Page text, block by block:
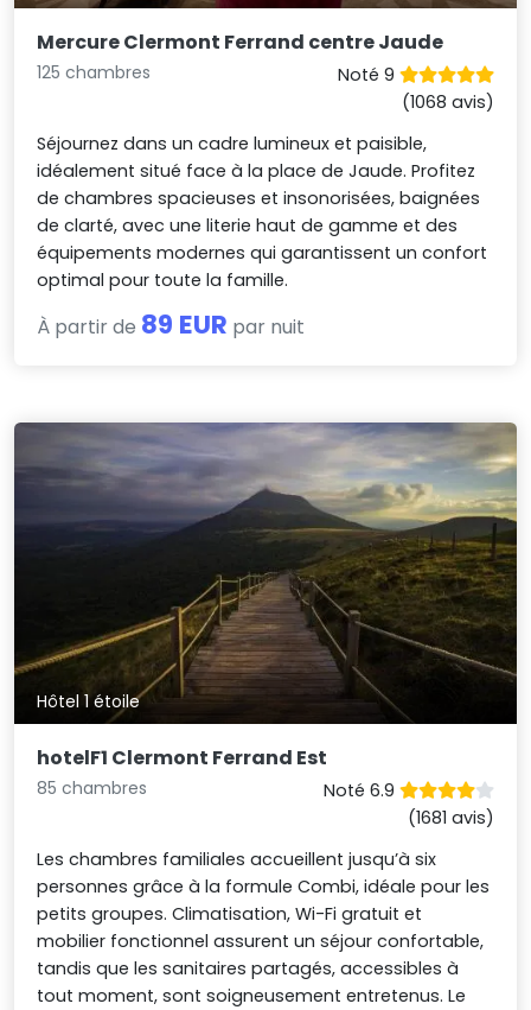
Mercure Clermont Ferrand centre Jaude
125 chambres
Noté 9
(1068 avis)
Séjournez dans un cadre lumineux et paisible,
idéalement situé face à la place de Jaude. Profitez
de chambres spacieuses et insonorisées, baignées
de clarté, avec une literie haut de gamme et des
équipements modernes qui garantissent un confort
optimal pour toute la famille.
À partir de 89 EUR par nuit
Hôtel 1 étoile
hotelF1 Clermont Ferrand Est
85 chambres
Noté 6.9
(1681 avis)
Les chambres familiales accueillent jusqu’à six
personnes grâce à la formule Combi, idéale pour les
petits groupes. Climatisation, Wi-Fi gratuit et
mobilier fonctionnel assurent un séjour confortable,
tandis que les sanitaires partagés, accessibles à
tout moment, sont soigneusement entretenus. Le